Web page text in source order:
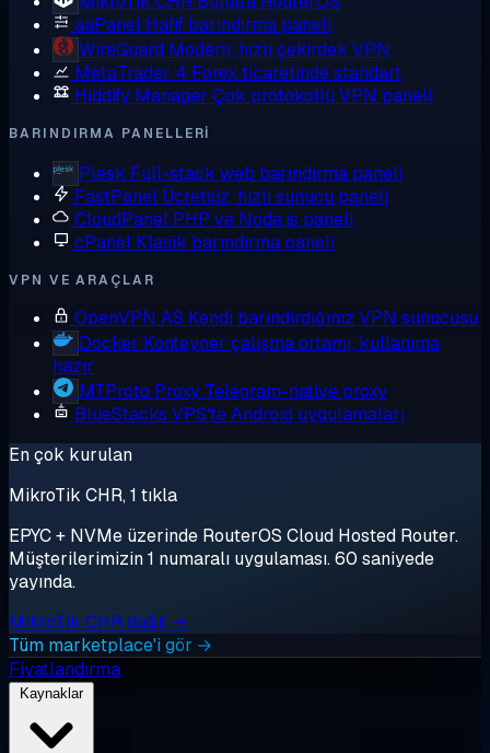
aaPanel Hafif barındırma paneli
WireGuard Modern, hızlı çekirdek VPN
MetaTrader 4 Forex ticaretinde standart
Hiddify Manager Çok protokollü VPN paneli
BARINDIRMA PANELLERI
Plesk Full-stack web barındırma paneli
FastPanel Ücretsiz, hızlı sunucu paneli
CloudPanel PHP ve Node.js paneli
cPanel Klasik barındırma paneli
VPN VE ARAÇLAR
OpenVPN AS Kendi barındırdığınız VPN sunucusu
Docker Konteyner çalışma ortamı, kullanıma
hazır
MTProto Proxy Telegram-native proxy
BlueStacks VPS'te Android uygulamaları
En çok kurulan
MikroTik CHR, 1 tıkla
EPYC + NVMe üzerinde RouterOS Cloud Hosted Router.
Müşterilerimizin 1 numaralı uygulaması. 60 saniyede
yayında.
MikroTik CHR dağıt →
Tüm marketplace'i gör →
Fiyatlandırma
Kaynaklar